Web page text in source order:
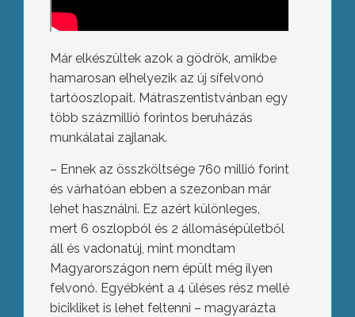
Már elkészültek azok a gödrök, amikbe
hamarosan elhelyezik az új sífelvonó
tartóoszlopait. Mátraszentistvánban egy
több százmillió forintos beruházás
munkálatai zajlanak.
– Ennek az összköltsége 760 millió forint
és várhatóan ebben a szezonban már
lehet használni. Ez azért különleges,
mert 6 oszlopból és 2 állomásépületből
áll és vadonatúj, mint mondtam
Magyarországon nem épült még ilyen
felvonó. Egyébként a 4 üléses rész mellé
bicikliket is lehet feltenni – magyarázta